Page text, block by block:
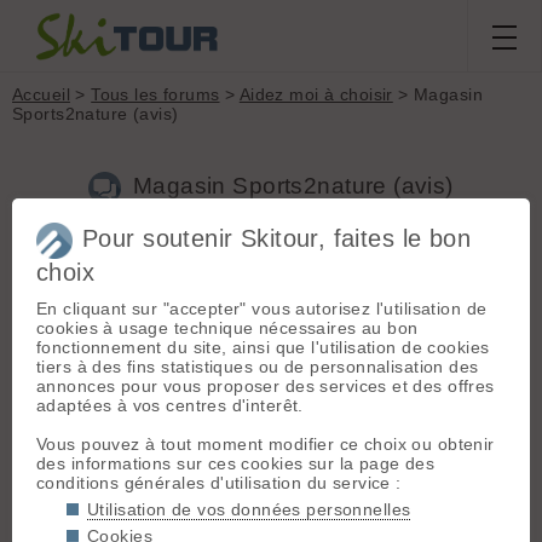
Accueil >Tous les forums > Aidez moi à choisir > Magasin
Sports2nature (avis)
Magasin Sports2nature (avis)
Nouveau sujet
tetiaroa59[38posts] - Le 25/03/2015 13:14
Bonjour,
Avez vous déjà fait des achats sur le net chez Sports2nature?
Quels sont vos opinons sur ce site? Merci
M Mariri[54posts] - Le 25/03/2015 13:22
Deux duvets il y a 2 ans: livré sous 24h
Un thermarest l'an dernier. Un problème constaté, échanges
Pour soutenir Skitour, faites le bon
choix
En cliquant sur "accepter" vous autorisez l'utilisation de
cookies à usage technique nécessaires au bon
fonctionnement du site, ainsi que l'utilisation de cookies
tiers à des fins statistiques ou de personnalisation des
annonces pour vous proposer des services et des offres
adaptées à vos centres d'interêt.
Vous pouvez à tout moment modifier ce choix ou obtenir
des informations sur ces cookies sur la page des
conditions générales d'utilisation du service :
Utilisation de vos données personnelles
Cookies